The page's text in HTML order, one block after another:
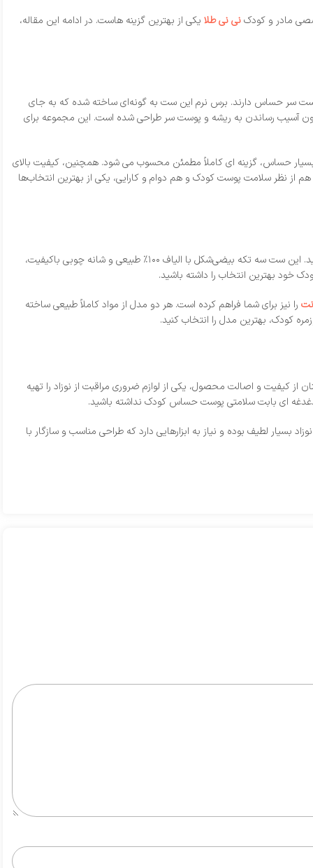
مادر و کودکنی‌ نی طلا یکی از بهترین گزینه‌ هاست. در ادامه این مقاله،
انتخاب‌ ها برای نوزادانی است که پوست و پوست‌ سر حساس دارند. برس نرم این ست به‌ گونه‌ای ساخته شده که به‌ جای
آسیب رساندن به ریشه و پوست سر طراحی شده است. این مجموعه برای
بسیار حساس، گزینه‌ ای کاملاً مطمئن محسوب می‌ شود. همچنین، کیفیت بالای
نظر سلامت پوست کودک و هم دوام و کارایی، یکی از بهترین انتخاب‌ها
خرید ست شانه و برس نوزاد اونت از نی‌ نی طلا به شما این اطمینان را می‌ دهد که محصولی اصل، بهداشتی و کاملاً سازگار با پوست حساس کودک دریافت می‌ کنید. این ست سه‌ تکه بیضی‌شکل با الیاف ۱۰۰٪ طبیعی و شانه چوبی باکیفیت،
خود بهترین انتخاب را داشته باشید.
را نیز برای شما فراهم کرده است. هر دو مدل از مواد کاملاً طبیعی ساخته
کودک، بهترین مدل را انتخاب کنید.
کیفیت و اصالت محصول، یکی از لوازم ضروری مراقبت از نوزاد را تهیه
دغدغه‌ ای بابت سلامتی پوست حساس کودک نداشته باشید.
لطیف بوده و نیاز به ابزارهایی دارد که طراحی مناسب و سازگار با